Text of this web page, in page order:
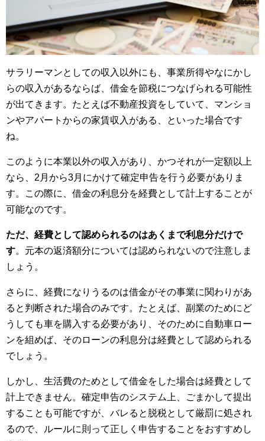
サラリーマンとしての収入以外にも、事業所得やなにかし
らの収入があるならば、借金を節税につなげられる可能性
が出てきます。たとえば不動産投資をしていて、マンショ
ンやアパートからの家賃収入がある、といった場合です
ね。
このように本業以外の収入があり、かつそれが一定額以上
なら、2月から3月にかけて確定申告を行う必要がありま
す。この際に、借金の利息分を経費として計上することが
可能なのです。
ただ、経費として認められるのはあくまで利息分だけで
す。元本の返済額分については認められないので注意しま
しょう。
さらに、経費になりうるのは借金がその事業に関わりがあ
ると判断された場合のみです。たとえば、副業のためにど
うしても車を購入する必要があり、そのために自動車ロー
ンを組めば、そのローンの利息分は経費として認められる
でしょう。
しかし、生活費のためとして借金をした場合は経費として
計上できません。確定申告のシステム上、ごまかして提出
することも可能ですが、バレると脱税として厳罰に処され
るので、ルールに則って正しく申告することをおすすめし